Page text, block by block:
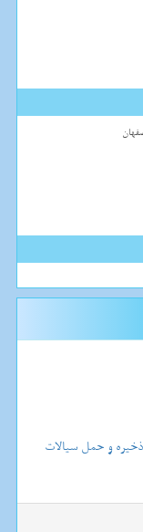
و حمل سیالات